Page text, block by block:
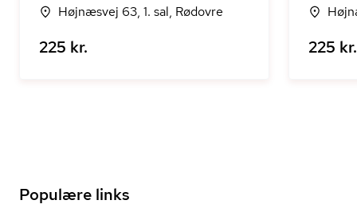
Højnæsvej 63, 1. sal, Rødovre
225 kr. 225 kr.
Populære links